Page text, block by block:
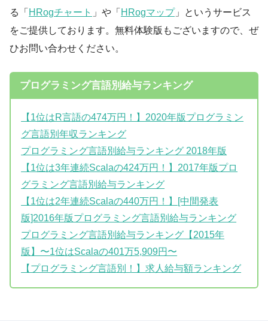
る「 HRogチャート 」や「 HRogマップ」というサービス
をご提供しております。無料体験版もございますので、ぜ
ひお問い合わせください。
プログラミング言語別給与ランキング
【1位はR言語の474万円！】2020年版プログラミン
グ言語別年収ランキング
プログラミング言語別給与ランキング 2018年版
【1位は3年連続Scalaの424万円！】2017年版プロ
グラミング言語別給与ランキング
【1位は2年連続Scalaの440万円！】[中間発表
版]2016年版プログラミング言語別給与ランキング
プログラミング言語別給与ランキング【2015年
版】〜1位はScalaの401万5,909円〜
【プログラミング言語別！】求人給与額ランキング